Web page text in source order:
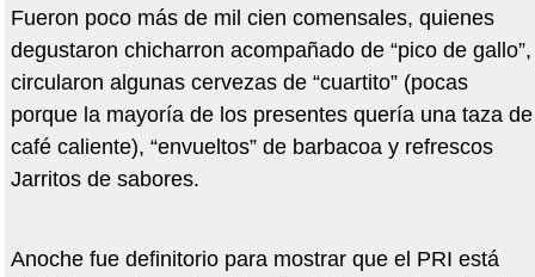
Fueron poco más de mil cien comensales, quienes
degustaron chicharron acompañado de “pico de gallo”,
circularon algunas cervezas de “cuartito” (pocas
porque la mayoría de los presentes quería una taza de
café caliente), “envueltos” de barbacoa y refrescos
Jarritos de sabores.
Anoche fue definitorio para mostrar que el PRI está